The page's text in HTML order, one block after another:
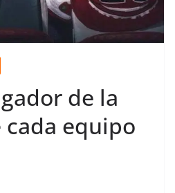
de la
equipo